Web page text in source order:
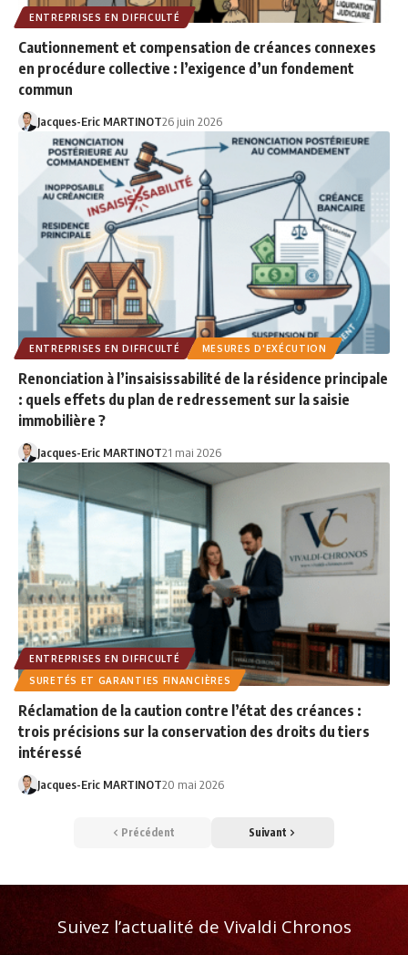
ENTREPRISES EN DIFFICULTÉ
Cautionnement et compensation de créances connexes
en procédure collective : l’exigence d’un fondement
commun
Jacques-Eric MARTINOT26 juin 2026
ENTREPRISES EN DIFFICULTÉ MESURES D'EXÉCUTION
Renonciation à l’insaisissabilité de la résidence principale
: quels effets du plan de redressement sur la saisie
immobilière ?
Jacques-Eric MARTINOT21 mai 2026
ENTREPRISES EN DIFFICULTÉ
SURETÉS ET GARANTIES FINANCIÈRES
Réclamation de la caution contre l’état des créances :
trois précisions sur la conservation des droits du tiers
intéressé
Jacques-Eric MARTINOT20 mai 2026
Précédent Suivant
Suivez l’actualité de Vivaldi Chronos